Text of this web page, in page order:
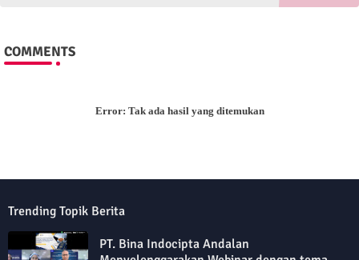
COMMENTS
Error: Tak ada hasil yang ditemukan
Trending Topik Berita
PT. Bina Indocipta Andalan